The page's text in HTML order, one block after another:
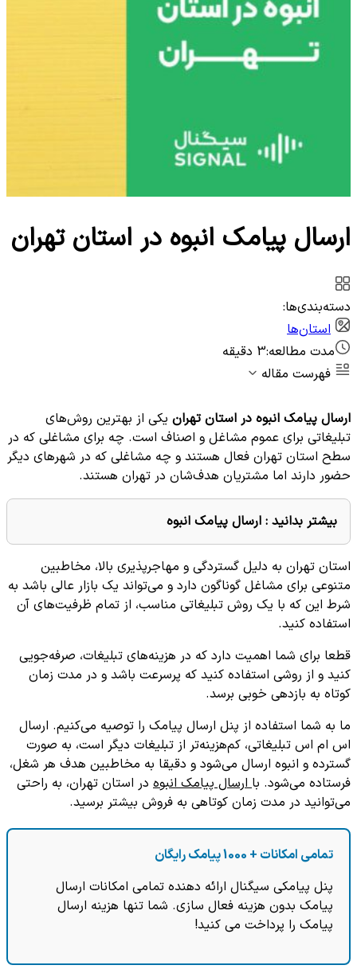
ارسال پیامک انبوه در استان تهران
دسته‌بندی‌ها:
استان‌ها
مدت مطالعه:3 دقیقه
فهرست مقاله
ارسال پیامک انبوه در استان تهران یکی از بهترین روش‌های
تبلیغاتی برای عموم مشاغل و اصناف است. چه برای مشاغلی که در
سطح استان تهران فعال هستند و چه مشاغلی که در شهرهای دیگر
حضور دارند اما مشتریان هدف‌شان در تهران هستند.
بیشتر بدانید : ارسال پیامک انبوه
استان تهران به دلیل گستردگی و مهاجرپذیری بالا، مخاطبین
متنوعی برای مشاغل گوناگون دارد و می‌تواند یک بازار عالی باشد به
شرط این که با یک روش تبلیغاتی مناسب، از تمام ظرفیت‌های آن
استفاده کنید.
قطعا برای شما اهمیت دارد که در هزینه‌های تبلیغات، صرفه‌جویی
کنید و از روشی استفاده کنید که پرسرعت باشد و در مدت زمان
کوتاه به بازدهی خوبی برسد.
ما به شما استفاده از پنل ارسال پیامک را توصیه می‌کنیم. ارسال
اس ام اس تبلیغاتی، کم‌‌هزینه‌تر از تبلیغات دیگر است، به صورت
گسترده و انبوه ارسال می‌شود و دقیقا به مخاطبین هدف هر شغل،
فرستاده می‌شود. باارسال پیامک انبوه در استان تهران، به راحتی
می‌توانید در مدت زمان کوتاهی به فروش بیشتر برسید.
تمامی امکانات + 1000 پیامک رایگان
پنل پیامکی سیگنال ارائه دهنده تمامی امکانات ارسال
پیامک بدون هزینه فعال سازی. شما تنها هزینه ارسال
پیامک را پرداخت می کنید!